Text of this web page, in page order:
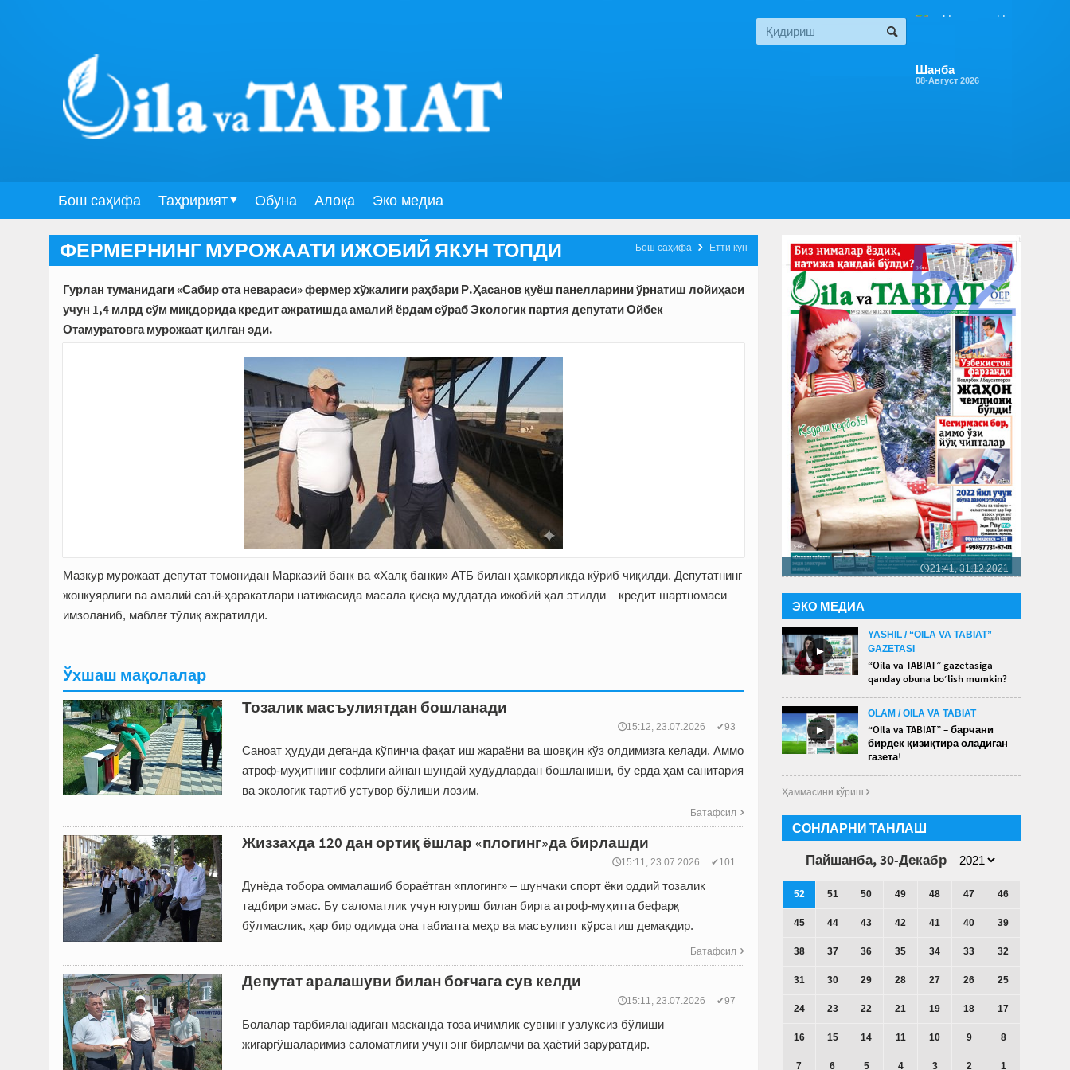
Шанба
08-Август 2026
Бош саҳифа Таҳририят Обуна Алоқа Эко медиа
Етти кун

Бош саҳифа
ФЕРМЕРНИНГ МУРОЖААТИ ИЖОБИЙ ЯКУН ТОПДИ
Гурлан туманидаги «Сабир ота невараси» фермер хўжалиги раҳбари Р.Ҳасанов қуёш панелларини ўрнатиш лойиҳаси
учун 1,4 млрд сўм миқдорида кредит ажратишда амалий ёрдам сўраб Экологик партия депутати Ойбек
Отамуратовга мурожаат қилган эди.
Мазкур мурожаат депутат томонидан Марказий банк ва «Халқ банки» АТБ билан ҳамкорликда кўриб чиқилди. Депутатнинг
жонкуярлиги ва амалий саъй-ҳаракатлари натижасида масала қисқа муддатда ижобий ҳал этилди – кредит шартномаси
имзоланиб, маблағ тўлиқ ажратилди.
Ўхшаш мақолалар
Тозалик масъулиятдан бошланади
🕔15:12, 23.07.2026 ✔93
Саноат ҳудуди деганда кўпинча фақат иш жараёни ва шовқин кўз олдимизга келади. Аммо
атроф-муҳитнинг софлиги айнан шундай ҳудудлардан бошланиши, бу ерда ҳам санитария
ва экологик тартиб устувор бўлиши лозим.
Батафсил 
Жиззахда 120 дан ортиқ ёшлар «плогинг»да бирлашди
🕔15:11, 23.07.2026 ✔101
Дунёда тобора оммалашиб бораётган «плогинг» – шунчаки спорт ёки оддий тозалик
тадбири эмас. Бу саломатлик учун югуриш билан бирга атроф-муҳитга бефарқ
бўлмаслик, ҳар бир одимда она табиатга меҳр ва масъулият кўрсатиш демакдир.
Батафсил 
Депутат аралашуви билан боғчага сув келди
🕔15:11, 23.07.2026 ✔97
Болалар тарбияланадиган мас­канда тоза ичимлик сувнинг узлуксиз бўлиши
жигаргўшаларимиз саломатлиги учун энг бирламчи ва ҳаётий заруратдир.
🕔21:41, 31.12.2021
52
ЭКО МЕДИА
►
YASHIL / “OILA VA TABIAT”
GAZETASI
“Oila va TABIAT” gazetasiga
qanday obuna bo‘lish mumkin?
►
OLAM / OILA VA TABIAT
“Oila va TABIAT” – барчани
бирдек қизиқтира оладиган
газета!
Ҳаммасини кўриш 
СОНЛАРНИ ТАНЛАШ
Пайшанба, 30-Декабр
52 51 50 49 48 47 46
45 44 43 42 41 40 39
38 37 36 35 34 33 32
31 30 29 28 27 26 25
24 23 22 21 19 18 17
16 15 14 11 10 9 8
7 6 5 4 3 2 1